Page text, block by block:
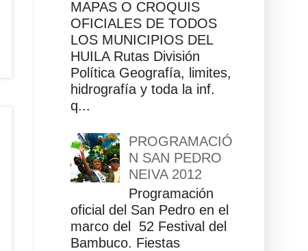
MAPAS O CROQUIS
OFICIALES DE TODOS
LOS MUNICIPIOS DEL
HUILA Rutas División
Política Geografía, limites,
hidrografía y toda la inf.
q...
PROGRAMACIÓ
N SAN PEDRO
NEIVA 2012
Programación
oficial del San Pedro en el
marco del 52 Festival del
Bambuco. Fiestas